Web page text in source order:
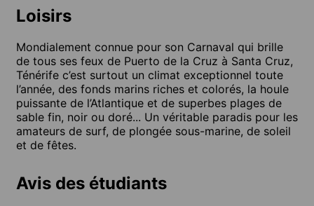
Loisirs
Mondialement connue pour son Carnaval qui brille
de tous ses feux de Puerto de la Cruz à Santa Cruz,
Ténérife c’est surtout un climat exceptionnel toute
l’année, des fonds marins riches et colorés, la houle
puissante de l’Atlantique et de superbes plages de
sable fin, noir ou doré... Un véritable paradis pour les
amateurs de surf, de plongée sous-marine, de soleil
et de fêtes.
Avis des étudiants